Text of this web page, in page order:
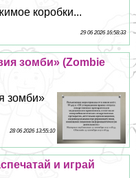
коробки...
29 06 2026 16:58:33
зомби» (Zombie
зомби»
28 06 2026 13:55:10
и играй